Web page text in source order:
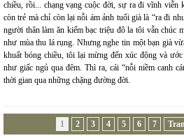
chiều, rồi... chạng vạng cuộc đời, sự ra đi vĩnh viễn
còn trẻ mà chỉ còn lại nỗi ám ảnh tuổi già là “ra đi
người thân làm ăn kiếm bạc triệu đô la tôi vẫn chúc
như mùa thu lá rụng. Nhưng nghe tin một bạn già
khuất bóng chiều, tôi lại mừng đến xúc động và
như giấc ngủ qua đêm. Thì ra, cái “nỗi niềm canh
thời gian qua những chặng đường đời.
1 2 3 4 5 6 7